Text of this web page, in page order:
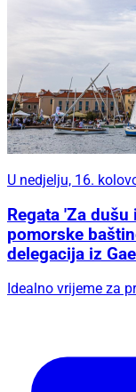
U nedjelju, 16.
Regata 'Za
pomorske
delegacija iz
Idealno vrijeme za